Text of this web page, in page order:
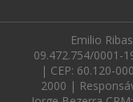
Emilio
09.472.754/0001-
| CEP: 60.120-
2000 |